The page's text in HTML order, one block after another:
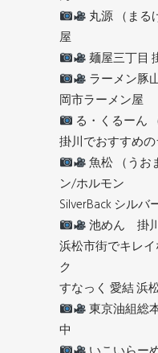
丸源 （まる
屋
麺屋三丁目
ラーメン豚
岡市ラーメン屋
る・くるーん
掛川でおすすめ
魚松 （うお
ン/ホルモン
SilverBack シル
池めん 掛
浜松市街でキレ
ク
すなっく 愛結 浜
東京油組総
中